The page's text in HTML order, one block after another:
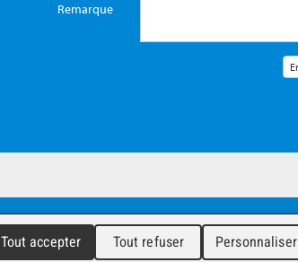
Remarque
Tout accepter Tout refuser Personnaliser